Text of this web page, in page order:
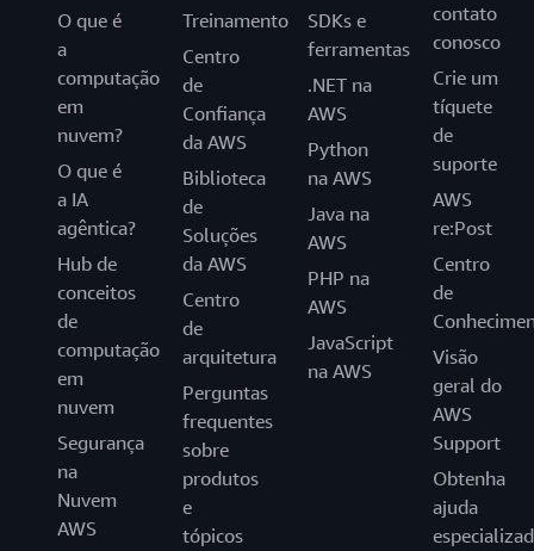
O que é
a
computação
em
nuvem?
O que é
a IA
agêntica?
Hub de
conceitos
de
computação
em
nuvem
Segurança
na
Nuvem
AWS
Treinamento
Centro
de
Confiança
da AWS
Biblioteca
de
Soluções
da AWS
Centro
de
arquitetura
Perguntas
frequentes
sobre
produtos
e
tópicos
SDKs e
ferramentas
.NET na
AWS
Python
na AWS
Java na
AWS
PHP na
AWS
JavaScript
na AWS
contato
conosco
Crie um
tíquete
de
suporte
AWS
re:Post
Centro
de
Visão
geral do
AWS
Support
Obtenha
ajuda